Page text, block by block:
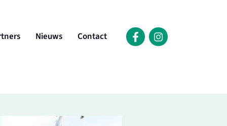
Nieuws Contact